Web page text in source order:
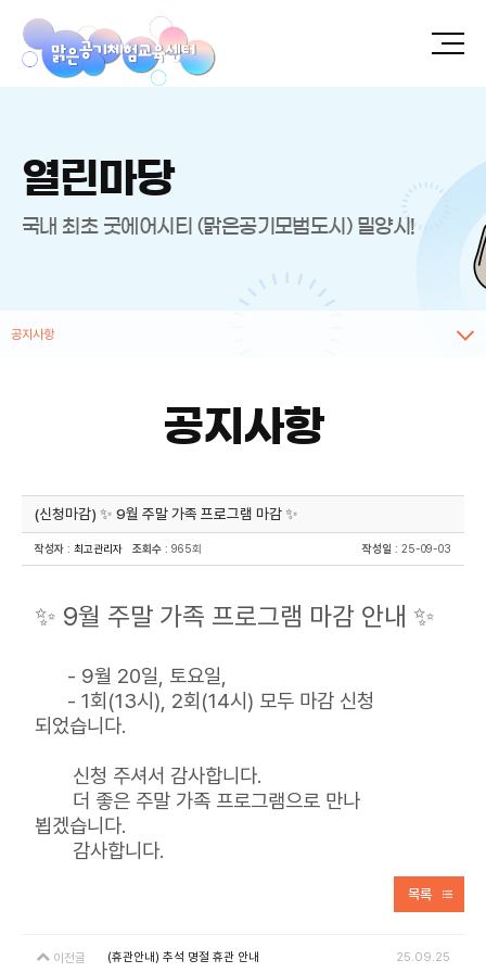
열린마당
국내 최초 굿에어시티 (맑은공기모범도시) 밀양시!
공지사항
공지사항
(신청마감) ✨ 9월 주말 가족 프로그램 마감 ✨
작성자 : 최고관리자 조회수 : 965회 작성일 : 25-09-03
✨ 9월 주말 가족 프로그램 마감 안내 ✨
- 9월 20일, 토요일,
- 1회(13시), 2회(14시) 모두 마감 신청
되었습니다.
신청 주셔서 감사합니다.
더 좋은 주말 가족 프로그램으로 만나
뵙겠습니다.
감사합니다.
목록
이전글 (휴관안내) 추석 명절 휴관 안내 25.09.25